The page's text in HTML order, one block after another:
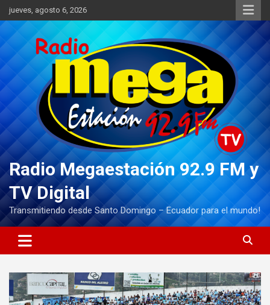
Saltar
al
contenido
jueves, agosto 6, 2026
Radio Megaestación 92.9 FM y
TV Digital
Transmitiendo desde Santo Domingo – Ecuador para el mundo!